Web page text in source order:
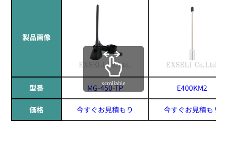
製品画像
型番 MG-450-TP E400KM2
価格 今すぐお見積もり 今すぐお見積もり
scrollable